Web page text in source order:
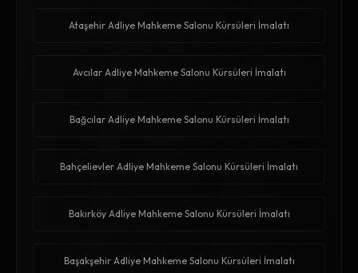
Ataşehir Adliye Mahkeme Salonu Kürsüleri İmalatı
Avcılar Adliye Mahkeme Salonu Kürsüleri İmalatı
Bağcılar Adliye Mahkeme Salonu Kürsüleri İmalatı
Bahçelievler Adliye Mahkeme Salonu Kürsüleri İmalatı
Bakırköy Adliye Mahkeme Salonu Kürsüleri İmalatı
Başakşehir Adliye Mahkeme Salonu Kürsüleri İmalatı